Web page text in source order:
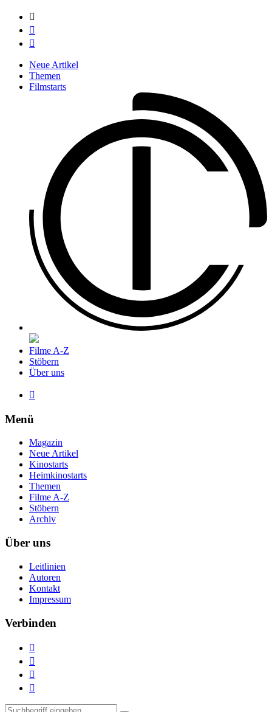



Neue Artikel
Themen
Filmstarts
Filme A-Z
Stöbern
Über uns

Menü
Magazin
Neue Artikel
Kinostarts
Heimkinostarts
Themen
Filme A-Z
Stöbern
Archiv
Über uns
Leitlinien
Autoren
Kontakt
Impressum
Verbinden



